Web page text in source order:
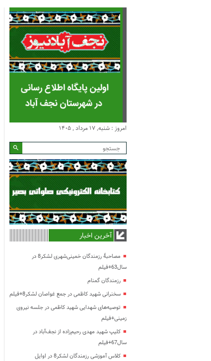
امروز : شنبه, ۱۷ مرداد , ۱۴۰۵
آخرین اخبار
مصاحبۀ رزمندگان خمینی‌شهری لشکر8 در
سال63+فیلم
رزمندگان گمنام
سخنرانی شهید کاظمی در جمع غواصان لشکر8+فیلم
توصیه‌های شهدایی شهید کاظمی در جلسه نیروی
زمینی+فیلم
کلیپ شهید مهدی رحیم‌زاده از نجف‌آباد در
سال67+فیلم
کلاس آموزشی رزمندگان لشکر8 در اوایل